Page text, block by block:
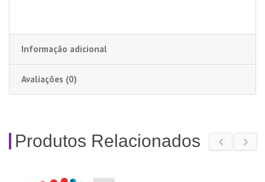
Informação adicional
Avaliações (0)
Produtos Relacionados